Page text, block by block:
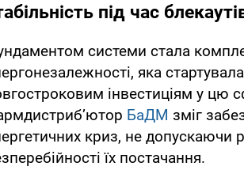
під час
системи стала
яка
інвестиціям у цю
БаДМ зміг
криз, не допускаючи
їх постачання.